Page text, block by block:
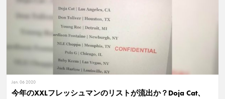
Jan. 06 2020
今年のXXLフレッシュマンのリストが流出か？Doja Cat、